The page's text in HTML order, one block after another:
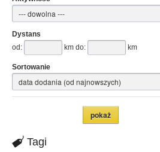
Dystans
od:
km do: km
Sortowanie
Tagi